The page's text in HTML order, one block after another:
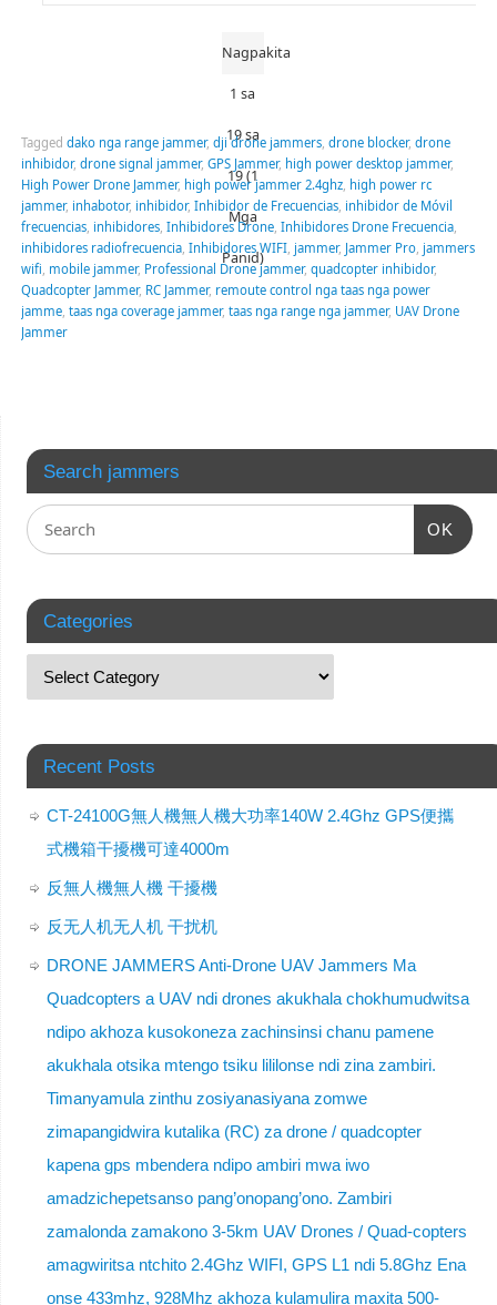
Nagpakita
1 sa
19 sa
19 (1
Mga
Panid)
Tagged dako nga range jammer, dji drone jammers, drone blocker, drone
inhibidor, drone signal jammer, GPS Jammer, high power desktop jammer,
High Power Drone Jammer, high power jammer 2.4ghz, high power rc
jammer, inhabotor, inhibidor, Inhibidor de Frecuencias, inhibidor de Móvil
frecuencias, inhibidores, Inhibidores Drone, Inhibidores Drone Frecuencia,
inhibidores radiofrecuencia, Inhibidores WIFI, jammer, Jammer Pro, jammers
wifi mobile jammer, Professional Drone jammer, quadcopter inhibidor,
Quadcopter Jammer, RC Jammer, remoute control nga taas nga power
jamme, taas nga coverage jammer, taas nga range nga jammer, UAV Drone
Jammer
Search jammers
OK
Categories
Recent Posts
CT-24100G無人機無人機大功率140W 2.4Ghz GPS便攜
式機箱干擾機可達4000m
反無人機無人機 干擾機
反无人机无人机 干扰机
DRONE JAMMERS Anti-Drone UAV Jammers Ma
Quadcopters a UAV ndi drones akukhala chokhumudwitsa
ndipo akhoza kusokoneza zachinsinsi chanu pamene
akukhala otsika mtengo tsiku lililonse ndi zina zambiri.
Timanyamula zinthu zosiyanasiyana zomwe
zimapangidwira kutalika (RC) za drone / quadcopter
kapena gps mbendera ndipo ambiri mwa iwo
amadzichepetsanso pang’onopang’ono. Zambiri
zamalonda zamakono 3-5km UAV Drones / Quad-copters
amagwiritsa ntchito 2.4Ghz WIFI, GPS L1 ndi 5.8Ghz Ena
onse 433mhz, 928Mhz akhoza kulamulira maxita 500-